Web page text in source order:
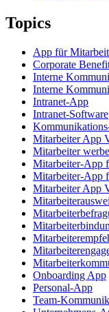
Topics
App für
Corporate
Interne
Interne
Intranet-App
Intranet-Software
Mitarbeiter App
Mitarbeiter
Mitarbeiter-App
Mitarbeiter-App
Mitarbeiter App
Onboarding App
Personal-App
Team-